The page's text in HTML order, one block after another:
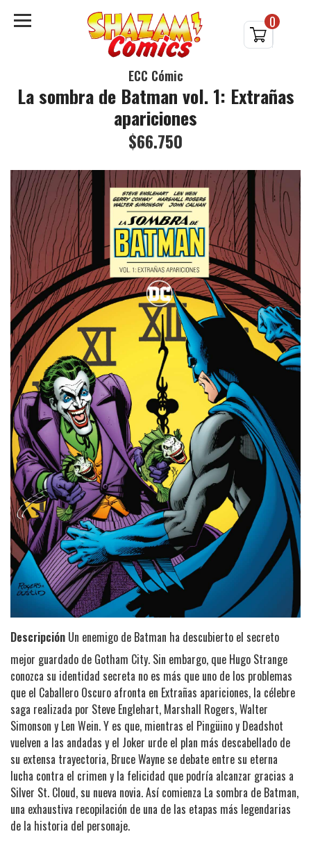
0
ECC Cómic
La sombra de Batman vol. 1: Extrañas
apariciones
$66.750
Descripción Un enemigo de Batman ha descubierto el secreto
mejor guardado de Gotham City. Sin embargo, que Hugo Strange
conozca su identidad secreta no es más que uno de los problemas
que el Caballero Oscuro afronta en Extrañas apariciones, la célebre
saga realizada por Steve Englehart, Marshall Rogers, Walter
Simonson y Len Wein. Y es que, mientras el Pingüino y Deadshot
vuelven a las andadas y el Joker urde el plan más descabellado de
su extensa trayectoria, Bruce Wayne se debate entre su eterna
lucha contra el crimen y la felicidad que podría alcanzar gracias a
Silver St. Cloud, su nueva novia. Así comienza La sombra de Batman,
una exhaustiva recopilación de una de las etapas más legendarias
de la historia del personaje.